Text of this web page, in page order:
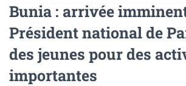
Bunia : arrivée
Président national de
des jeunes pour des
importantes